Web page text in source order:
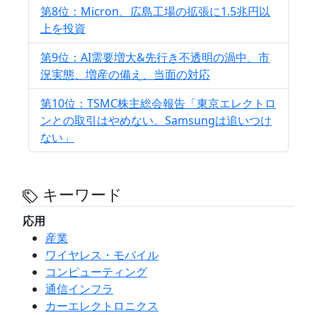
第8位：Micron、広島工場の拡張に1.5兆円以
上を投資
第9位：AI需要増大&先行き不透明の渦中、市
況実態、増産の備え、当面の対応
第10位：TSMC株主総会報告「東京エレクトロ
ンとの取引はやめない。Samsungは追いつけ
ない」
キーワード
応用
産業
ワイヤレス・モバイル
コンピューティング
通信インフラ
カーエレクトロニクス